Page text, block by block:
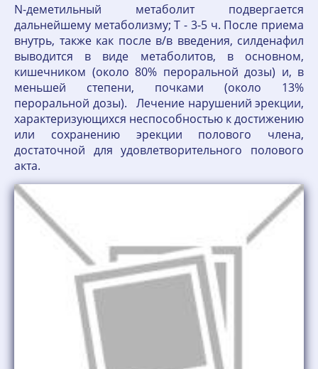
N-деметильный метаболит подвергается
дальнейшему метаболизму; T - 3-5 ч. После приема
внутрь, также как после в/в введения, силденафил
выводится в виде метаболитов, в основном,
кишечником (около 80% пероральной дозы) и, в
меньшей степени, почками (около 13%
пероральной дозы). Лечение нарушений эрекции,
характеризующихся неспособностью к достижению
или сохранению эрекции полового члена,
достаточной для удовлетворительного полового
акта.